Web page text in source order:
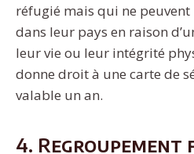
réfugié mais qui ne
dans leur pays en raison
leur vie ou leur intégrité
donne droit à une carte de
valable un an.
4.